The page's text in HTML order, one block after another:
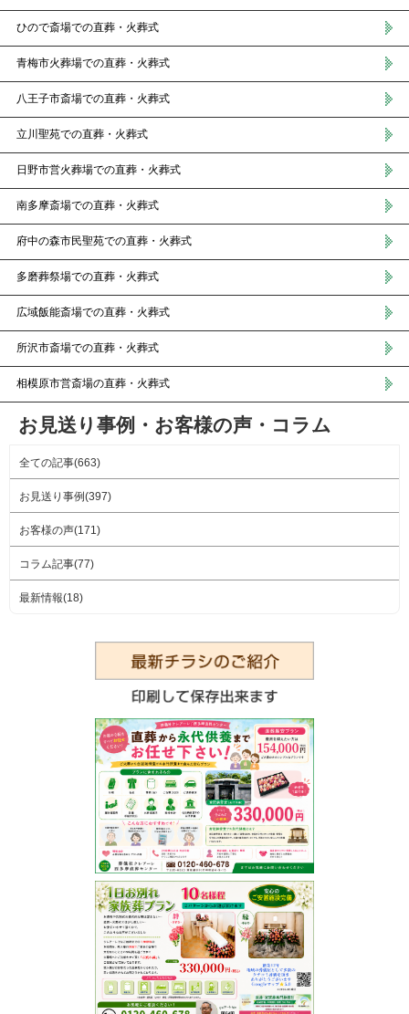
ひので斎場での直葬・火葬式
青梅市火葬場での直葬・火葬式
八王子市斎場での直葬・火葬式
立川聖苑での直葬・火葬式
日野市営火葬場での直葬・火葬式
南多摩斎場での直葬・火葬式
府中の森市民聖苑での直葬・火葬式
多磨葬祭場での直葬・火葬式
広域飯能斎場での直葬・火葬式
所沢市斎場での直葬・火葬式
相模原市営斎場の直葬・火葬式
お見送り事例・お客様の声・コラム
全ての記事(663)
お見送り事例(397)
お客様の声(171)
コラム記事(77)
最新情報(18)